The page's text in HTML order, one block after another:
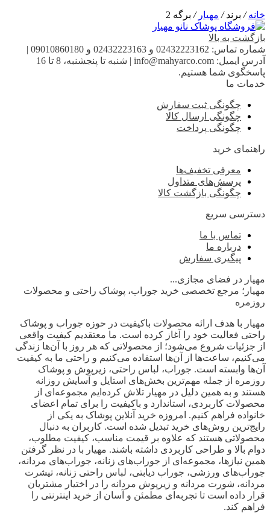
خانه/ برند/ مهیار / برگه 2
بازگشت به بالا
شماره تماس: 02432223162 و 02432223163 و 09010860180
|
آدرس ایمیل: info@mahyarco.com
|
شنبه تا پنجشنبه، 8 تا 16
پاسخگوی شما هستیم.
خدمات ما
چگونگی ثبت سفارش
چگونگی ارسال کالا
چگونگی پرداخت
راهنمای خرید
معرفی تخفیف‌ها
پرسش‌های متداول
چگونگی بازگشت کالا
دسترسی سریع
تماس با ما
درباره ما
پیگیری سفارش
مهیار در فضای مجازی...
مهیار؛ مرجع تخصصی خرید جوراب، پوشاک راحتی و محصولات
روزمره
مهیار با هدف ارائه محصولات باکیفیت در حوزه جوراب و پوشاک
راحتی فعالیت خود را آغاز کرده است. ما معتقدیم کیفیت واقعی
از جزئیات شروع می‌شود؛ از محصولاتی که هر روز با آن‌ها زندگی
می‌کنیم، ساعت‌ها از آن‌ها استفاده می‌کنیم و راحتی ما به کیفیت
آن‌ها وابسته است. جوراب، لباس راحتی، زیرپوش و پوشاک
روزمره از جمله مهم‌ترین بخش‌های استایل و آسایش روزانه
هستند و به همین دلیل در مهیار تلاش کرده‌ایم مجموعه‌ای از
محصولات کاربردی، استاندارد و باکیفیت را برای تمام اعضای
خانواده فراهم کنیم. امروزه خرید آنلاین پوشاک به یکی از
رایج‌ترین روش‌های خرید تبدیل شده است. کاربران به دنبال
محصولاتی هستند که علاوه بر قیمت مناسب، کیفیت مطلوب،
دوام بالا و طراحی کاربردی داشته باشند. مهیار با در نظر گرفتن
همین نیازها، مجموعه‌ای از جوراب‌های زنانه، جوراب‌های مردانه،
جوراب‌های ورزشی، جوراب دیابتی، لباس راحتی زنانه، تیشرت
مردانه، شورت مردانه و زیرپوش مردانه را در اختیار مشتریان
قرار داده است تا تجربه‌ای مطمئن و آسان از خرید اینترنتی را
فراهم کند.